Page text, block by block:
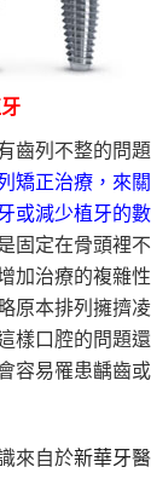
齒列不整的問題
矯正治療，來
或減少植牙的
固定在骨頭裡
加治療的複雜
原本排列擁擠
樣口腔的問題
容易罹患齲齒
來自於新華牙醫